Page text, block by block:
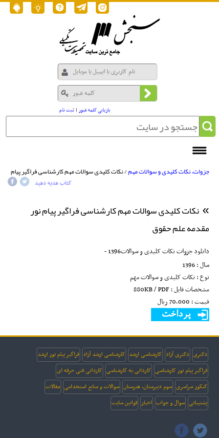
بازیابی کلمه عبور |ثبت نام
جزوات، نکات کلیدی و سوالات مهم/ نکات کلیدی سوالات مهم کارشناسی فراگیر پیام
کتاب هدیه دهید
نکات کلیدی سوالات مهم کارشناسی فراگیر پیام نور
مقدمه علم حقوق
دانلود جزوات نکات کلیدی و سوالات1396 -
سال : 1396
نوع : نکات کلیدی و سوالات مهم
مشخصات فایل : 880KB / PDF
قیمت : 70,000 ريال
دکتری دکتری آزاد کارشناسی ارشد کارشناسی ارشد آزاد فراگیر پیام نور ارشد
فراگیر پیام نور کارشناسی کاردانی به کارشناسی کاردانی فنی حرفه ای
کنکور سراسری سوم دبیرستان، هنرستان سوالات و منابع استخدامی مقالات
پشتیبانی سوال و جواب اخبار قوانین سایت